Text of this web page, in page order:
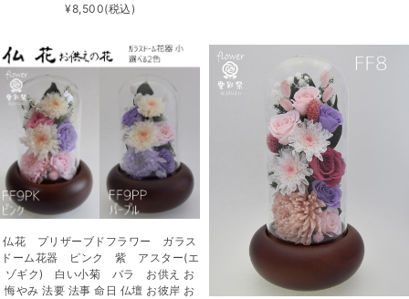
¥8,500(税込)
仏花 プリザーブドフラワー ガラス
ドーム花器 ピンク 紫 アスター(エ
ゾギク) 白い小菊 バラ お供え お
悔やみ 法要 法事 命日 仏壇 お彼岸 お